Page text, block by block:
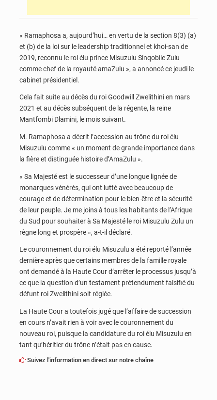
« Ramaphosa a, aujourd’hui… en vertu de la section 8(3) (a)
et (b) de la loi sur le leadership traditionnel et khoi-san de
2019, reconnu le roi élu prince Misuzulu Sinqobile Zulu
comme chef de la royauté amaZulu », a annoncé ce jeudi le
cabinet présidentiel.
Cela fait suite au décès du roi Goodwill Zwelithini en mars
2021 et au décès subséquent de la régente, la reine
Mantfombi Dlamini, le mois suivant.
M. Ramaphosa a décrit l’accession au trône du roi élu
Misuzulu comme « un moment de grande importance dans
la fière et distinguée histoire d’AmaZulu ».
« Sa Majesté est le successeur d’une longue lignée de
monarques vénérés, qui ont lutté avec beaucoup de
courage et de détermination pour le bien-être et la sécurité
de leur peuple. Je me joins à tous les habitants de l’Afrique
du Sud pour souhaiter à Sa Majesté le roi Misuzulu Zulu un
règne long et prospère », a-t-il déclaré.
Le couronnement du roi élu Misuzulu a été reporté l’année
dernière après que certains membres de la famille royale
ont demandé à la Haute Cour d’arrêter le processus jusqu’à
ce que la question d’un testament prétendument falsifié du
défunt roi Zwelithini soit réglée.
La Haute Cour a toutefois jugé que l’affaire de succession
en cours n’avait rien à voir avec le couronnement du
nouveau roi, puisque la candidature du roi élu Misuzulu en
tant qu’héritier du trône n’était pas en cause.
Suivez l'information en direct sur notre chaîne